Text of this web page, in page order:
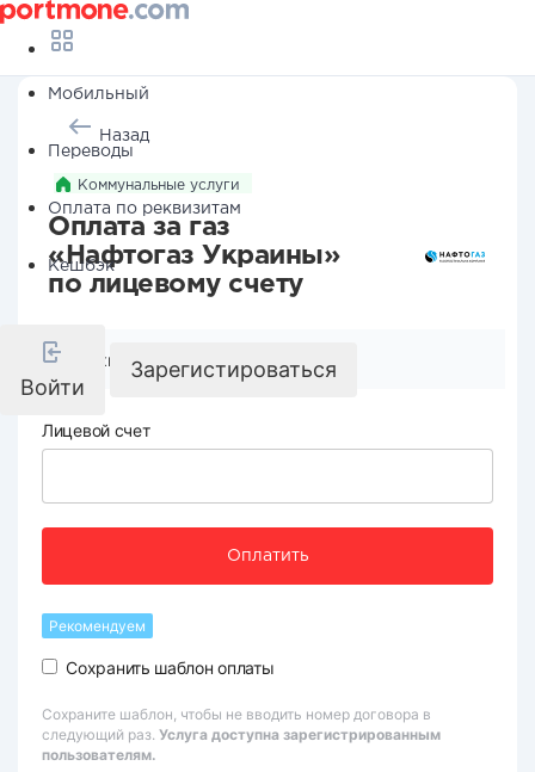
Мобильный
Переводы
Оплата по реквизитам
Кешбэк
Войти
Зарегистироваться
Назад
Коммунальные услуги
Оплата за газ
«Нафтогаз Украины»
по лицевому счету
Реквизиты компании
Лицевой счет
Оплатить
Рекомендуем
Сохранить шаблон оплаты
Сохраните шаблон, чтобы не вводить номер договора в
следующий раз. Услуга доступна зарегистрированным
пользователям.